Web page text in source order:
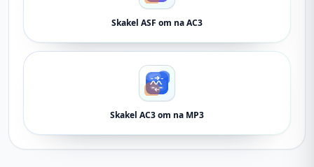
Skakel ASF om na AC3
Skakel AC3 om na MP3